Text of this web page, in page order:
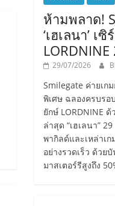
ห้ามพลาด!
‘เฮเลนา’ เ
29/07/2026
Smilegate ค่ายเ
พิเศษ ฉลองครบรอ
ยักษ์ LORDNINE
ล่าสุด “เฮเลนา”
พากิลด์และเหล่าเ
อย่างรวดเร็ว ด้วย
มาสเตอร์รีสูงถึง